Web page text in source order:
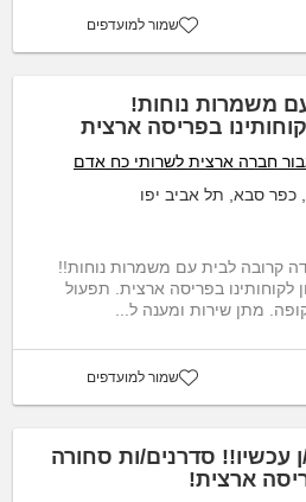
שמור למועדפים
משמרות נוחות!
בפריסה ארצית
חברה ארצית לשרותי כח אדם
כפר סבא, תל אביב יפו
קרובה לבית עם משמרות נוחות!!
לקוחותינו בפריסה ארצית. תפעול
מתן שירות ומענה ל...
שמור למועדפים
עכשיו!! סדרנים/ות סחורה
ארצית!